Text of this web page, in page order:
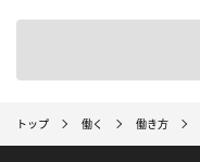
トップ 働く 働き方